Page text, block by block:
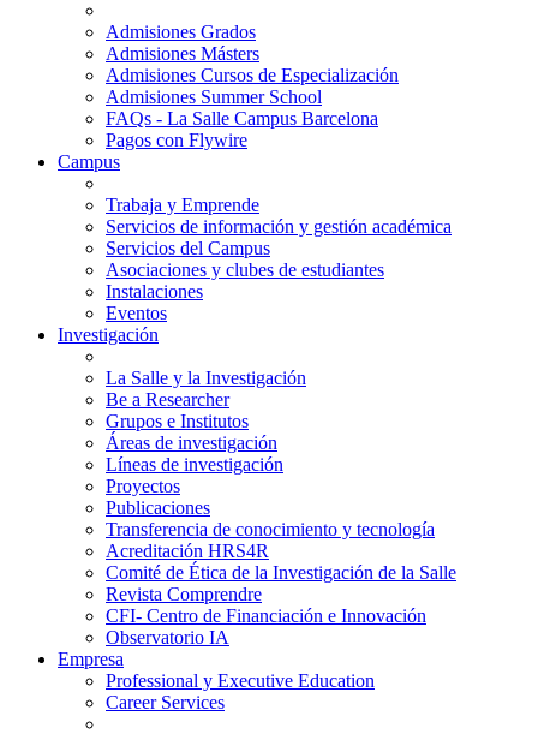
Admisiones Grados
Admisiones Másters
Admisiones Cursos de Especialización
Admisiones Summer School
FAQs - La Salle Campus Barcelona
Pagos con Flywire
Campus
Trabaja y Emprende
Servicios de información y gestión académica
Servicios del Campus
Asociaciones y clubes de estudiantes
Instalaciones
Eventos
Investigación
La Salle y la Investigación
Be a Researcher
Grupos e Institutos
Áreas de investigación
Líneas de investigación
Proyectos
Publicaciones
Transferencia de conocimiento y tecnología
Acreditación HRS4R
Comité de Ética de la Investigación de la Salle
Revista Comprendre
CFI- Centro de Financiación e Innovación
Observatorio IA
Empresa
Professional y Executive Education
Career Services